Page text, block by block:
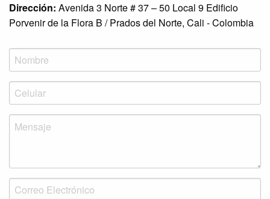
Dirección: Avenida 3 Norte # 37 – 50 Local 9 Edificio
Porvenir de la Flora B / Prados del Norte, Cali - Colombia